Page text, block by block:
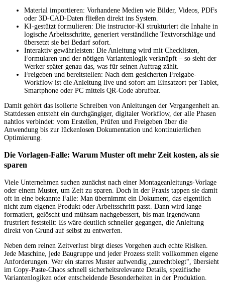
Material importieren: Vorhandene Medien wie Bilder, Videos, PDFs
oder 3D-CAD-Daten fließen direkt ins System.
KI-gestützt formulieren: Die instructor-KI strukturiert die Inhalte in
logische Arbeitsschritte, generiert verständliche Textvorschläge und
übersetzt sie bei Bedarf sofort.
Interaktiv gewährleisten: Die Anleitung wird mit Checklisten,
Formularen und der nötigen Variantenlogik verknüpft – so sieht der
Werker später genau das, was für seinen Auftrag zählt.
Freigeben und bereitstellen: Nach dem gesicherten Freigabe-
Workflow ist die Anleitung live und sofort am Einsatzort per Tablet,
Smartphone oder PC mittels QR-Code abrufbar.
Damit gehört das isolierte Schreiben von Anleitungen der Vergangenheit an.
Stattdessen entsteht ein durchgängiger, digitaler Workflow, der alle Phasen
nahtlos verbindet: vom Erstellen, Prüfen und Freigeben über die
Anwendung bis zur lückenlosen Dokumentation und kontinuierlichen
Optimierung.
Die Vorlagen-Falle: Warum Muster oft mehr Zeit kosten, als sie
sparen
Viele Unternehmen suchen zunächst nach einer Montageanleitungs-Vorlage
oder einem Muster, um Zeit zu sparen. Doch in der Praxis tappen sie damit
oft in eine bekannte Falle: Man übernimmt ein Dokument, das eigentlich
nicht zum eigenen Produkt oder Arbeitsschritt passt. Dann wird lange
formatiert, gelöscht und mühsam nachgebessert, bis man irgendwann
frustriert feststellt: Es wäre deutlich schneller gegangen, die Anleitung
direkt von Grund auf selbst zu entwerfen.
Neben dem reinen Zeitverlust birgt dieses Vorgehen auch echte Risiken.
Jede Maschine, jede Baugruppe und jeder Prozess stellt vollkommen eigene
Anforderungen. Wer ein starres Muster aufwendig „zurechtbiegt“, übersieht
im Copy-Paste-Chaos schnell sicherheitsrelevante Details, spezifische
Variantenlogiken oder entscheidende Besonderheiten in der Produktion.